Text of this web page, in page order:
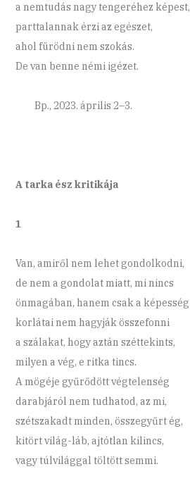
a nemtudás nagy tengeréhez képest,
parttalannak érzi az egészet,
ahol fürödni nem szokás.
De van benne némi igézet.
Bp., 2023. április 2–3.
A tarka ész kritikája
1
Van, amiről nem lehet gondolkodni,
de nem a gondolat miatt, mi nincs
önmagában, hanem csak a képesség
korlátai nem hagyják összefonni
a szálakat, hogy aztán széttekints,
milyen a vég, e ritka tincs.
A mögéje gyűrődött végtelenség
darabjáról nem tudhatod, az mi,
szétszakadt minden, összegyűrt ég,
kitört világ-láb, ajtótlan kilincs,
vagy túlvilággal töltött semmi.